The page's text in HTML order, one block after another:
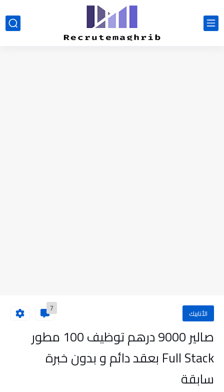
الأنابيك 7
صالير 9000 درهم توظيف 100 مطور
Full Stack بعقد دائم و بدون خبرة
سابقة